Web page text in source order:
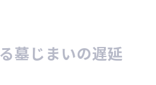
墓じまいの遅延